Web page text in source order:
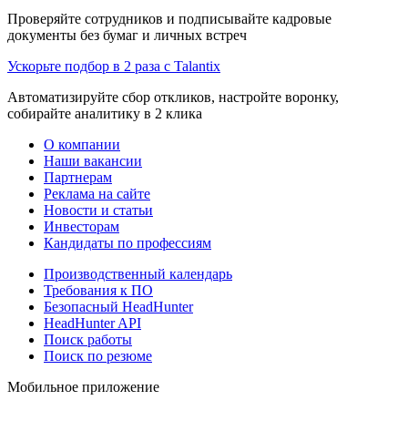
Проверяйте сотрудников и подписывайте кадровые
документы без бумаг и личных встреч
Ускорьте подбор в 2 раза с Talantix
Автоматизируйте сбор откликов, настройте воронку,
собирайте аналитику в 2 клика
О компании
Наши вакансии
Партнерам
Реклама на сайте
Новости и статьи
Инвесторам
Кандидаты по профессиям
Производственный календарь
Требования к ПО
Безопасный HeadHunter
HeadHunter API
Поиск работы
Поиск по резюме
Мобильное приложение